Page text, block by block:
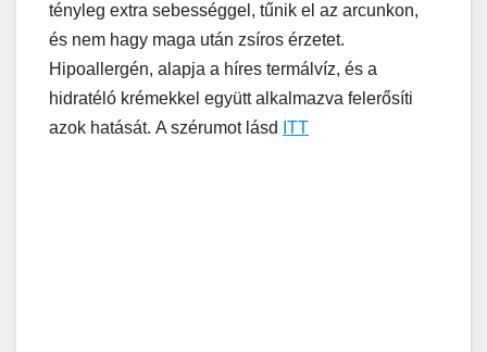
tényleg extra sebességgel, tűnik el az arcunkon,
és nem hagy maga után zsíros érzetet.
Hipoallergén, alapja a híres termálvíz, és a
hidratéló krémekkel együtt alkalmazva felerősíti
azok hatását. A szérumot lásd ITT